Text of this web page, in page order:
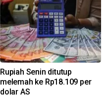
Rupiah Senin ditutup
melemah ke Rp18.109 per
dolar AS